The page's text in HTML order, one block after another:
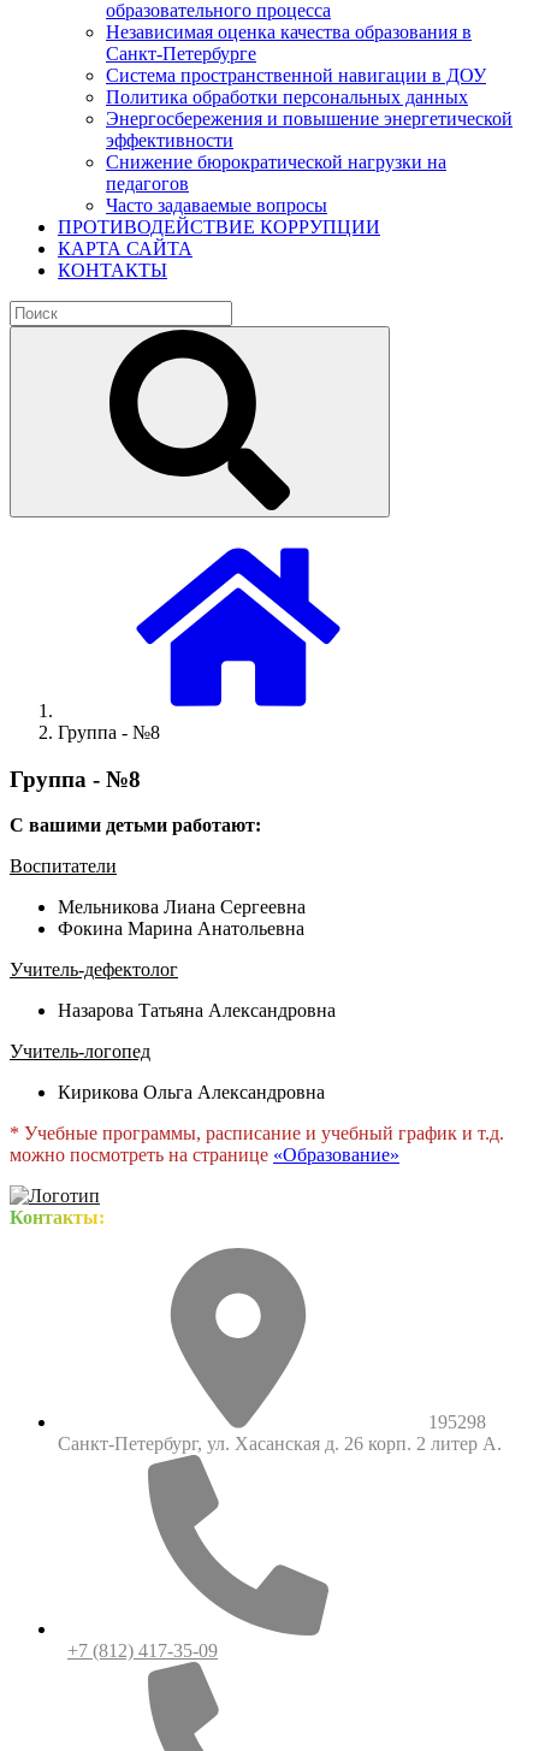
образовательного процесса
Независимая оценка качества образования в
Санкт-Петербурге
Система пространственной навигации в ДОУ
Политика обработки персональных данных
Энергосбережения и повышение энергетической
эффективности
Снижение бюрократической нагрузки на
педагогов
Часто задаваемые вопросы
ПРОТИВОДЕЙСТВИЕ КОРРУПЦИИ
КАРТА САЙТА
КОНТАКТЫ
Группа - №8
Группа - №8
С вашими детьми работают:
Воспитатели
Мельникова Лиана Сергеевна
Фокина Марина Анатольевна
Учитель-дефектолог
Назарова Татьяна Александровна
Учитель-логопед
Кирикова Ольга Александровна
* Учебные программы, расписание и учебный график и т.д.
можно посмотреть на странице «Образование»
Контакты:
195298
Санкт-Петербург, ул. Хасанская д. 26 корп. 2 литер А.
+7 (812) 417-35-09